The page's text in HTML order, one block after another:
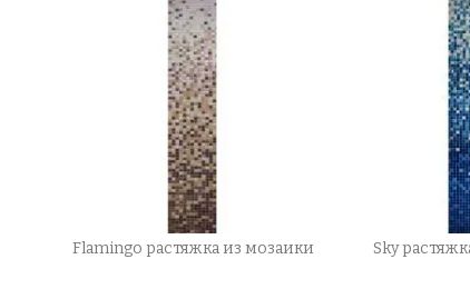
Flamingo растяжка из мозаики Sky